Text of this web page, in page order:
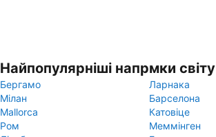
Найпопулярніші напрмки світу
Бергамо
Ларнака
Мілан
Барселона
Mallorca
Катовіце
Ром
Меммінген